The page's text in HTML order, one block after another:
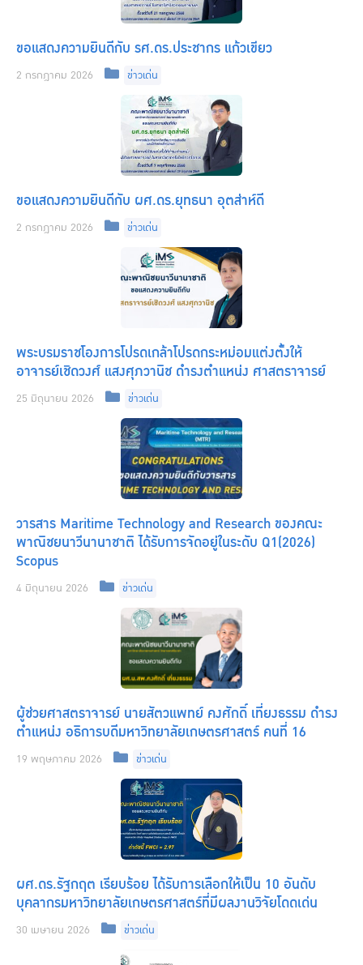
ขอแสดงความยินดีกับ รศ.ดร.ประชากร แก้วเขียว
2 กรกฎาคม 2026 Categories
ข่าวเด่น
ขอแสดงความยินดีกับ ผศ.ดร.ยุทธนา อุตส่าห์ดี
2 กรกฎาคม 2026 Categories
ข่าวเด่น
พระบรมราชโองการโปรดเกล้าโปรดกระหม่อมแต่งตั้งให้
อาจารย์เชิดวงศ์ แสงศุภวานิช ดำรงตำแหน่ง ศาสตราจารย์
25 มิถุนายน 2026 Categories
ข่าวเด่น
วารสาร Maritime Technology and Research ของคณะ
พาณิชยนาวีนานาชาติ ได้รับการจัดอยู่ในระดับ Q1(2026)
Scopus
4 มิถุนายน 2026 Categories
ข่าวเด่น
ผู้ช่วยศาสตราจารย์ นายสัตวแพทย์ คงศักดิ์ เที่ยงธรรม ดำรง
ตำแหน่ง อธิการบดีมหาวิทยาลัยเกษตรศาสตร์ คนที่ 16
19 พฤษภาคม 2026 Categories
ข่าวเด่น
ผศ.ดร.รัฐกฤต เรียบร้อย ได้รับการเลือกให้เป็น 10 อันดับ
บุคลากรมหาวิทยาลัยเกษตรศาสตร์ที่มีผลงานวิจัยโดดเด่น
30 เมษายน 2026 Categories
ข่าวเด่น